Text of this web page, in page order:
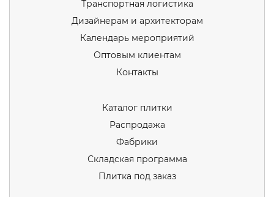
Транспортная логистика
Дизайнерам и архитекторам
Календарь мероприятий
Оптовым клиентам
Контакты
Каталог плитки
Распродажа
Фабрики
Складская программа
Плитка под заказ